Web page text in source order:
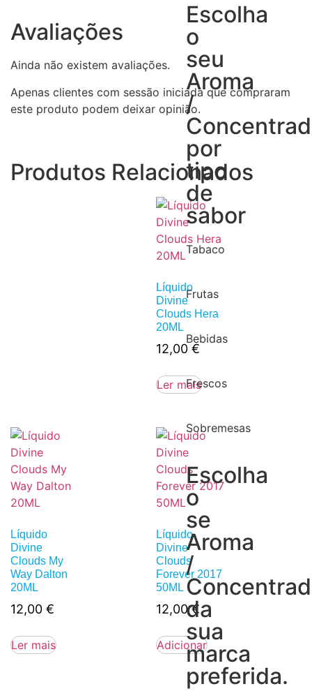
Escolha
o
seu
Aroma
/
por
tipo
de
sabor
Tabaco
Frutas
Bebidas
Frescos
Sobremesas
Escolha
o
se
Aroma
/
da
sua
marca
preferida.
Avaliações
Ainda não existem avaliações.
Apenas clientes com sessão iniciada que compraram
este produto podem deixar opinião.
Produtos Relacionados
Líquido
Divine
Clouds Hera
20ML
12,00 €
Ler mais
Líquido
Divine
Clouds My
Way Dalton
20ML
12,00 €
Ler mais
Líquido
Divine
Clouds
Forever 2017
50ML
12,00€
Adicionar